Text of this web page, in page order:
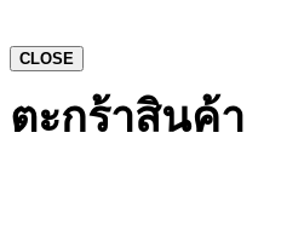
CLOSE
ตะกร้าสินค้า